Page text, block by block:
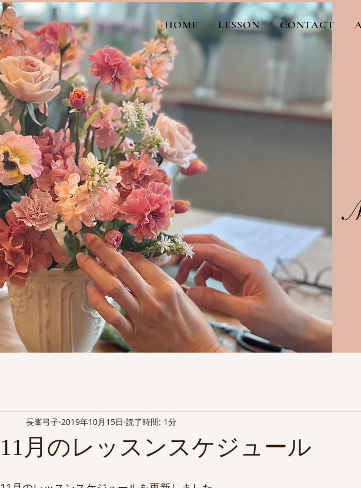
HOME LESSON CONTACT
11月のレッスンスケジュール
長峯弓子 2019年10月15日 読了時間: 1分